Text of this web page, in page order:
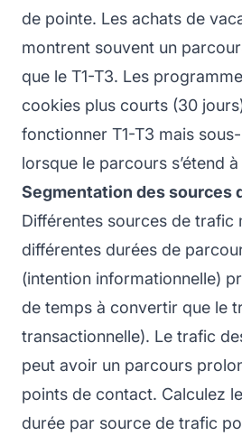
de pointe. Les achats de
montrent souvent un
que le T1-T3. Les
cookies plus courts (30
fonctionner T1-T3 mais
lorsque le parcours s’étend
Segmentation des sources
Différentes sources de trafic
différentes durées de
(intention informationnelle)
de temps à convertir que le
transactionnelle). Le trafic
peut avoir un parcours
points de contact. Calculez
durée par source de trafic